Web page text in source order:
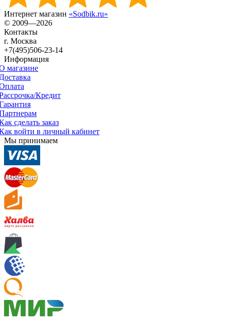
Интернет магазин «Sodbik.ru»
© 2009—2026
Контакты
г. Москва
+7(495)506-23-14
Информация
магазине
Кредит
сделать заказ
войти в личный кабинет
Мы принимаем